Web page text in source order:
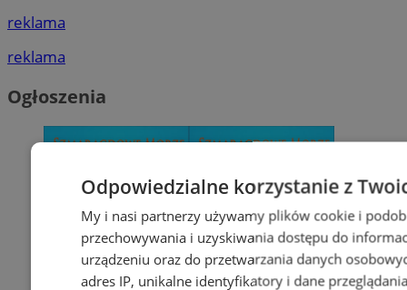
reklama
reklama
Ogłoszenia
Odpowiedzialne korzystanie z
My i nasi partnerzy używamy plików cookie i
przechowywania i uzyskiwania dostępu do
urządzeniu oraz do przetwarzania danych
adres IP, unikalne identyfikatory i dane